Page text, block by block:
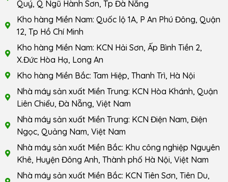
Quý, Q Ngũ Hành Sơn, Tp Đà Nẵng
Kho hàng Miền Nam: Quốc lộ 1A, P An Phú Đông, Quận
12, Tp Hồ Chí Minh
Kho hàng Miền Nam: KCN Hải Sơn, Ấp Bình Tiền 2,
X.Đức Hòa Hạ, Long An
Kho hàng Miền Bắc: Tam Hiệp, Thanh Trì, Hà Nội
Nhà máy sản xuất Miền Trung: KCN Hòa Khánh, Quận
Liên Chiểu, Đà Nẵng, Việt Nam
Nhà máy sản xuất Miền Trung: KCN Điện Nam, Điện
Ngọc, Quảng Nam, Việt Nam
Nhà máy sản xuất Miền Bắc: Khu công nghiệp Nguyên
Khê, Huyện Đông Anh, Thành phố Hà Nội, Việt Nam
Nhà máy sản xuất Miền Bắc: KCN Tiên Sơn, Tiên Du,